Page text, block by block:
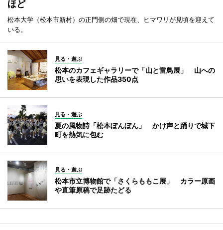
ほど
松本大学（松本市新村）の正門側の畑で現在、ヒマワリが見頃を迎えて
いる。
見る・遊ぶ
松本のカフェギャラリーで「山と雷鳥展」 山への
思いを表現した作品350点
見る・遊ぶ
夏の風物詩「松本ぼんぼん」 かけ声と踊りで城下
町を熱気に包む
見る・遊ぶ
松本市立博物館で「さくらももこ展」 カラー原画
や直筆原稿で足跡たどる